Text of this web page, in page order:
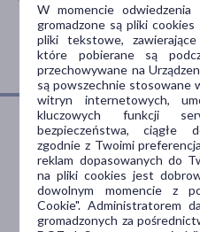
Dlaczego DOZ.pl
W momencie odwiedzenia
gromadzone są pliki cookies
pliki tekstowe,
które pobierane są
przechowywane na
są powszechnie stosowane
witryn internetowych,
kluczowych funkcji
bezpieczeństwa, ciągłe
zgodnie z Twoimi
reklam dopasowanych do
na pliki cookies jest
dowolnym momencie z
Cookie". Administratorem
gromadzonych za